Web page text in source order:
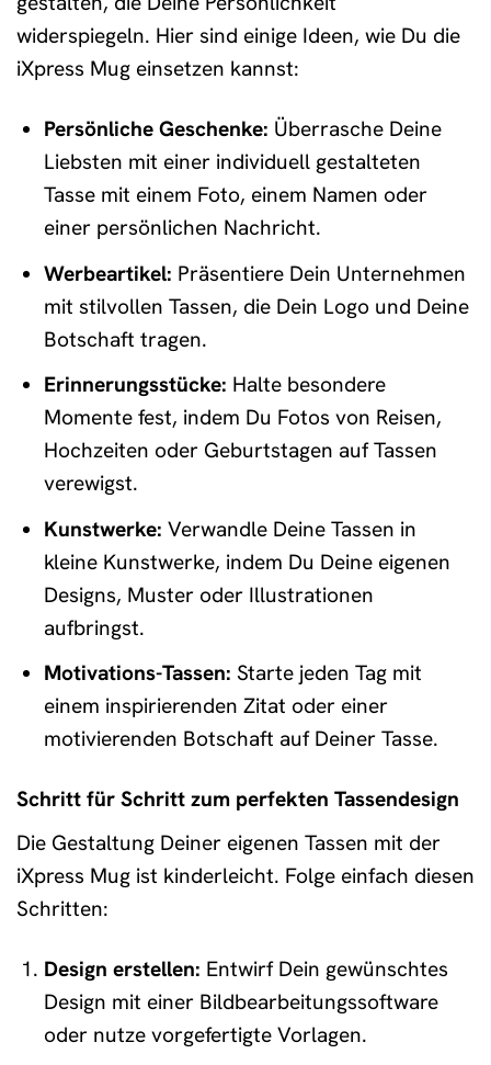
widerspiegeln. Hier sind einige Ideen, wie Du die
iXpress Mug einsetzen kannst:
Persönliche Geschenke: Überrasche Deine
Liebsten mit einer individuell gestalteten
Tasse mit einem Foto, einem Namen oder
einer persönlichen Nachricht.
Werbeartikel: Präsentiere Dein Unternehmen
mit stilvollen Tassen, die Dein Logo und Deine
Botschaft tragen.
Erinnerungsstücke: Halte besondere
Momente fest, indem Du Fotos von Reisen,
Hochzeiten oder Geburtstagen auf Tassen
verewigst.
Kunstwerke: Verwandle Deine Tassen in
kleine Kunstwerke, indem Du Deine eigenen
Designs, Muster oder Illustrationen
aufbringst.
Motivations-Tassen: Starte jeden Tag mit
einem inspirierenden Zitat oder einer
motivierenden Botschaft auf Deiner Tasse.
Schritt für Schritt zum perfekten Tassendesign
Die Gestaltung Deiner eigenen Tassen mit der
iXpress Mug ist kinderleicht. Folge einfach diesen
Schritten:
Design erstellen: Entwirf Dein gewünschtes
Design mit einer Bildbearbeitungssoftware
oder nutze vorgefertigte Vorlagen.